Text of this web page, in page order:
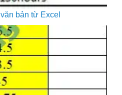
bản từ Excel